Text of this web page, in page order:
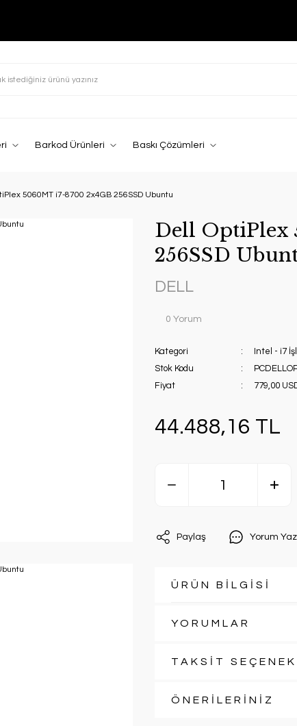
Barkod Ürünleri Baskı Çözümleri
5060MT i7-8700 2x4GB 256SSD Ubuntu
Dell OptiPlex
256SSD
DELL
0 Yorum
Kategori
Intel - i7
Stok Kodu
Fiyat
779,00
44.488,16 TL
Paylaş Yorum Yaz
ÜRÜN BİLGİSİ
YORUMLAR
TAKSİT
ÖNERİLERİNİZ